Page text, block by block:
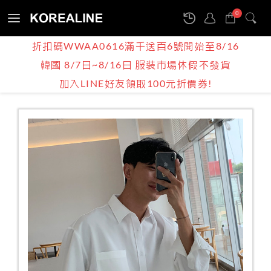
0
折扣碼WWAA0616滿千送百6號開始至8/16
韓國 8/7日~8/16日 服裝市場休假不發貨
加入LINE好友領取100元折價券!
產品介紹 BOY | MEN
襯衫
韓國男裝代購 / 條紋/素面 多彩口袋襯衫 / 9色